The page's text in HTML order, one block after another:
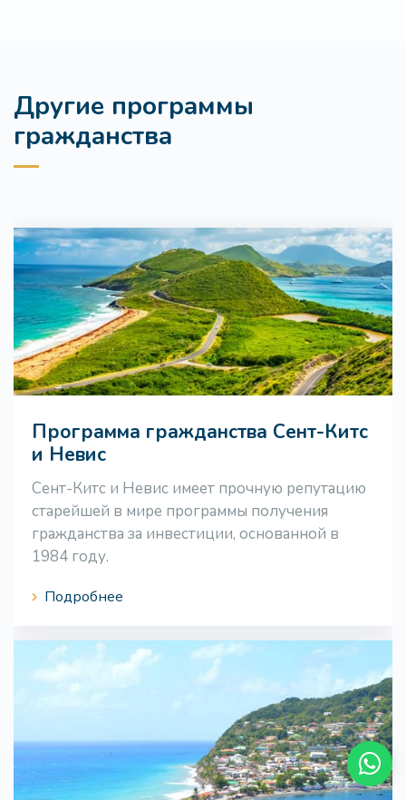
Другие программы
гражданства
Программа гражданства Сент-Китс
и Невис
Сент-Китс и Невис имеет прочную репутацию
старейшей в мире программы получения
гражданства за инвестиции, основанной в
1984 году.
Подробнее